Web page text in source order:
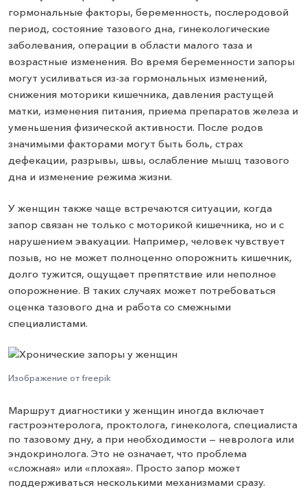
гормональные факторы, беременность, послеродовой
период, состояние тазового дна, гинекологические
заболевания, операции в области малого таза и
возрастные изменения. Во время беременности запоры
могут усиливаться из-за гормональных изменений,
снижения моторики кишечника, давления растущей
матки, изменения питания, приема препаратов железа и
уменьшения физической активности. После родов
значимыми факторами могут быть боль, страх
дефекации, разрывы, швы, ослабление мышц тазового
дна и изменение режима жизни.
У женщин также чаще встречаются ситуации, когда
запор связан не только с моторикой кишечника, но и с
нарушением эвакуации. Например, человек чувствует
позыв, но не может полноценно опорожнить кишечник,
долго тужится, ощущает препятствие или неполное
опорожнение. В таких случаях может потребоваться
оценка тазового дна и работа со смежными
специалистами.
Изображение от freepik
Маршрут диагностики у женщин иногда включает
гастроэнтеролога, проктолога, гинеколога, специалиста
по тазовому дну, а при необходимости — невролога или
эндокринолога. Это не означает, что проблема
«сложная» или «плохая». Просто запор может
поддерживаться несколькими механизмами сразу.